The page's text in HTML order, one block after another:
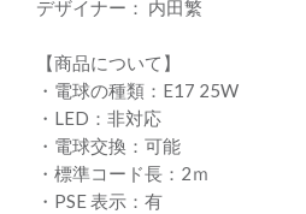
デザイナー： 内田繁
【商品について】
・電球の種類：E17 25W
・LED：非対応
・電球交換：可能
・標準コード長：2ｍ
・PSE 表示：有